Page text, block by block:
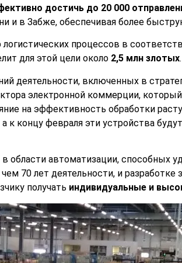
достичь до 20 000
и в Забже, обеспечивая более
процессов в
для этой цели около 2,5 млн злотых.
деятельности, включенных в
электронной коммерции,
на эффективность обработки
к концу февраля эти устройства
области автоматизации, способных
70 лет деятельности, и
получать индивидуальные и